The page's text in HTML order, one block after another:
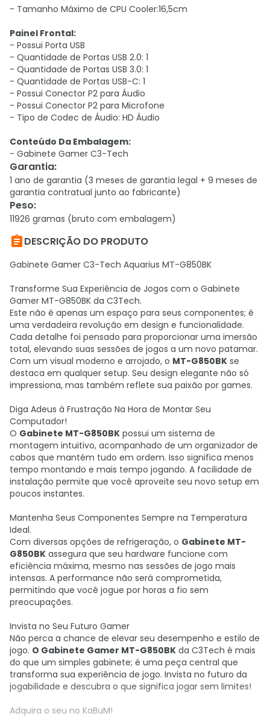
- Tamanho Máximo de CPU Cooler:16,5cm
Painel Frontal:
- Possui Porta USB
- Quantidade de Portas USB 2.0: 1
- Quantidade de Portas USB 3.0: 1
- Quantidade de Portas USB-C: 1
- Possui Conector P2 para Áudio
- Possui Conector P2 para Microfone
- Tipo de Codec de Áudio: HD Áudio
Conteúdo Da Embalagem:
- Gabinete Gamer C3-Tech
Garantia:
1 ano de garantia (3 meses de garantia legal + 9 meses de
garantia contratual junto ao fabricante)
Peso:
11926 gramas (bruto com embalagem)
DESCRIÇÃO DO PRODUTO
Gabinete Gamer C3-Tech Aquarius MT-G850BK
Transforme Sua Experiência de Jogos com o Gabinete
Gamer MT-G850BK da C3Tech.
Este não é apenas um espaço para seus componentes; é
uma verdadeira revolução em design e funcionalidade.
Cada detalhe foi pensado para proporcionar uma imersão
total, elevando suas sessões de jogos a um novo patamar.
Com um visual moderno e arrojado, o MT-G850BK se
destaca em qualquer setup. Seu design elegante não só
impressiona, mas também reflete sua paixão por games.
Diga Adeus à Frustração Na Hora de Montar Seu
Computador!
O Gabinete MT-G850BK possui um sistema de
montagem intuitivo, acompanhado de um organizador de
cabos que mantém tudo em ordem. Isso significa menos
tempo montando e mais tempo jogando. A facilidade de
instalação permite que você aproveite seu novo setup em
poucos instantes.
Mantenha Seus Componentes Sempre na Temperatura
Ideal.
Com diversas opções de refrigeração, o Gabinete MT-
G850BK assegura que seu hardware funcione com
eficiência máxima, mesmo nas sessões de jogo mais
intensas. A performance não será comprometida,
permitindo que você jogue por horas a fio sem
preocupações.
Invista no Seu Futuro Gamer
Não perca a chance de elevar seu desempenho e estilo de
jogo. O Gabinete Gamer MT-G850BK da C3Tech é mais
do que um simples gabinete; é uma peça central que
transforma sua experiência de jogo. Invista no futuro da
jogabilidade e descubra o que significa jogar sem limites!
Adquira o seu no KaBuM!